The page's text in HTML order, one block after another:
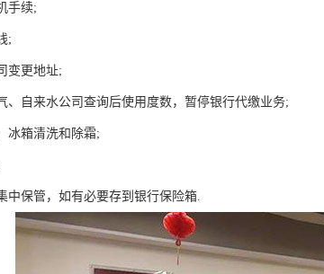
手续;
;
变更地址;
、自来水公司查询后使用度数，暂停银行代缴业务;
冰箱清洗和除霜;
中保管，如有必要存到银行保险箱.